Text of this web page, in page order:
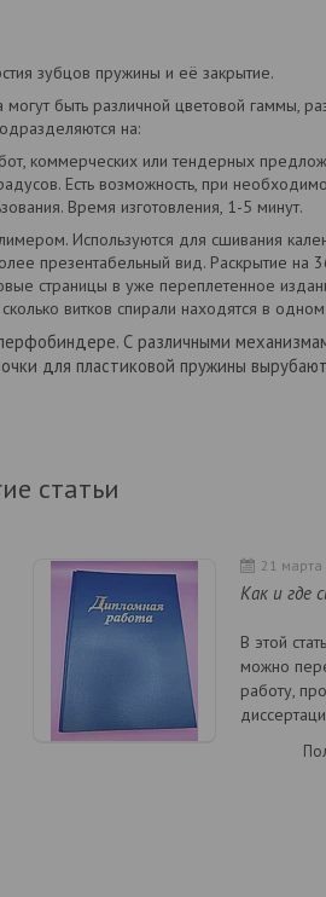
зубцов пружины и её закрытие.
быть различной цветовой гаммы,
на:
коммерческих или тендерных
Есть возможность, при
Время изготовления, 1-5 минут.
Используются для сшивания
презентабельный вид. Раскрытие на
страницы в уже переплетенное
витков спирали находятся в
С различными
для пластиковой пружины
статьи
21 марта
Как и где
В этой
можно
работу,